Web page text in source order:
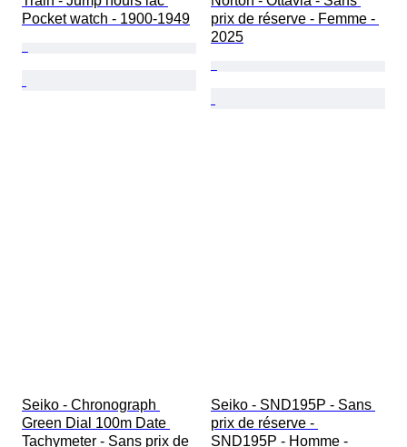
Pocket watch - 1900-1949
prix de réserve - Femme -
2025
Seiko - Chronograph
Green Dial 100m Date
Tachymeter - Sans prix de
Seiko - SND195P - Sans
prix de réserve -
SND195P - Homme -